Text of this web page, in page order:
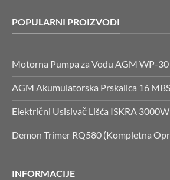
POPULARNI PROIZVODI
Motorna Pumpa za Vodu AGM WP-30
AGM Akumulatorska Prskalica 16 MBS
Električni Usisivač Lišća ISKRA 3000W
Demon Trimer RQ580 (Kompletna
INFORMACIJE